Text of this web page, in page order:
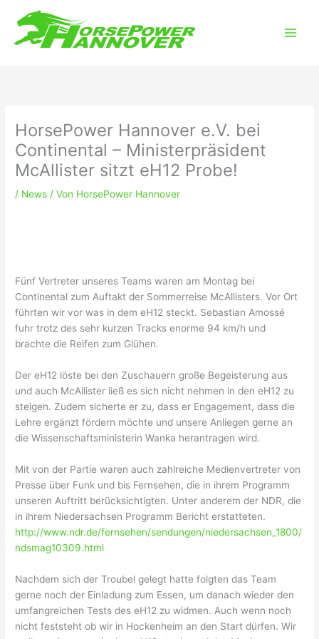
Inhalt
springen
HorsePower Hannover e.V. bei
Continental – Ministerpräsident
McAllister sitzt eH12 Probe!
/ News / Von HorsePower Hannover
Fünf Vertreter unseres Teams waren am Montag bei
Continental zum Auftakt der Sommerreise McAllisters. Vor Ort
führten wir vor was in dem eH12 steckt. Sebastian Amossé
fuhr trotz des sehr kurzen Tracks enorme 94 km/h und
brachte die Reifen zum Glühen.
Der eH12 löste bei den Zuschauern große Begeisterung aus
und auch McAllister ließ es sich nicht nehmen in den eH12 zu
steigen. Zudem sicherte er zu, dass er Engagement, dass die
Lehre ergänzt fördern möchte und unsere Anliegen gerne an
die Wissenschaftsministerin Wanka herantragen wird.
Mit von der Partie waren auch zahlreiche Medienvertreter von
Presse über Funk und bis Fernsehen, die in ihrem Programm
unseren Auftritt berücksichtigten. Unter anderem der NDR, die
in ihrem Niedersachsen Programm Bericht erstatteten.
http://www.ndr.de/fernsehen/sendungen/niedersachsen_1800/
ndsmag10309.html
Nachdem sich der Troubel gelegt hatte folgten das Team
gerne noch der Einladung zum Essen, um danach wieder den
umfangreichen Tests des eH12 zu widmen. Auch wenn noch
nicht feststeht ob wir in Hockenheim an den Start dürfen. Wir